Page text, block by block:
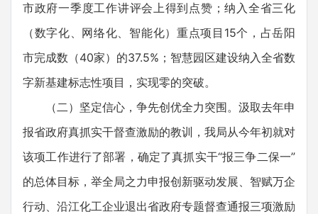
市政府一季度工作讲评会上得到点赞；纳入全省三化
（数字化、网络化、智能化）重点项目15个，占岳阳
市完成数（40家）的37.5%；智慧园区建设纳入全省数
字新基建标志性项目，实现零的突破。
（二）坚定信心，争先创优全力突围。汲取去年申
报省政府真抓实干督查激励的教训，我局从今年初就对
该项工作进行了部署，确定了真抓实干“报三争二保一”
的总体目标，举全局之力申报创新驱动发展、智赋万企
行动、沿江化工企业退出省政府专题督查通报三项激励